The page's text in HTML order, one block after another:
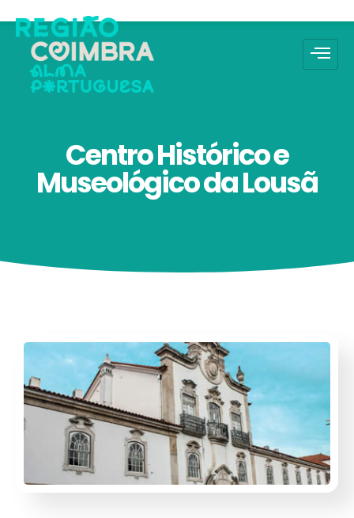
Centro Histórico e
Museológico da Lousã